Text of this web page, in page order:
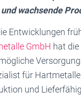
wachsende
Entwicklungen
GmbH hat
für
und